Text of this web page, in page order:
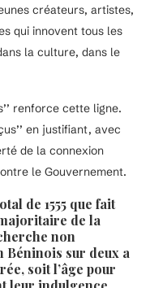
créateurs, artistes,
qui innovent tous les
la culture, dans le
renforce cette ligne.
en justifiant, avec
de la connexion
le Gouvernement.
de 1555 que fait
de la
non
Béninois sur deux a
soit l’âge pour